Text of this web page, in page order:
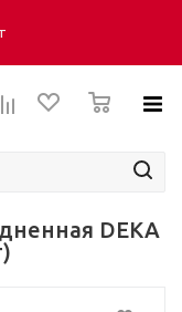
DEKA